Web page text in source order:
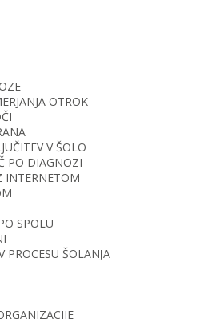
OTROK
V ŠOLO
PO DIAGNOZI
INTERNETOM
SPOLU
PROCESU ŠOLANJA